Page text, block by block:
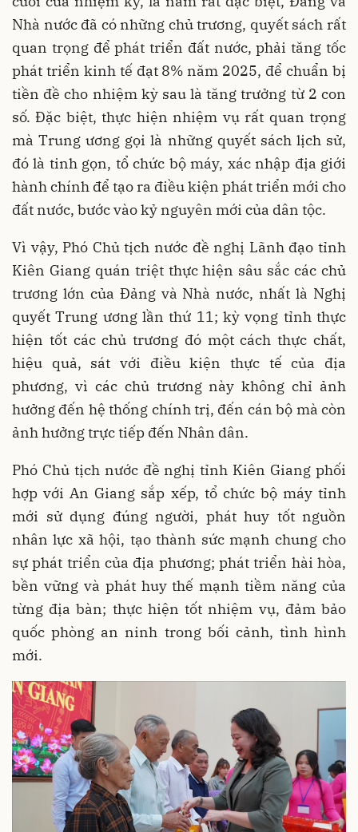
Nhà nước đã có những chủ trương, quyết sách rất
quan trọng để phát triển đất nước, phải tăng tốc
phát triển kinh tế đạt 8% năm 2025, để chuẩn bị
tiền đề cho nhiệm kỳ sau là tăng trưởng từ 2 con
số. Đặc biệt, thực hiện nhiệm vụ rất quan trọng
mà Trung ương gọi là những quyết sách lịch sử,
đó là tinh gọn, tổ chức bộ máy, xác nhập địa giới
hành chính để tạo ra điều kiện phát triển mới cho
đất nước, bước vào kỷ nguyên mới của dân tộc.
Vì vậy, Phó Chủ tịch nước đề nghị Lãnh đạo tỉnh
Kiên Giang quán triệt thực hiện sâu sắc các chủ
trương lớn của Đảng và Nhà nước, nhất là Nghị
quyết Trung ương lần thứ 11; kỳ vọng tỉnh thực
hiện tốt các chủ trương đó một cách thực chất,
hiệu quả, sát với điều kiện thực tế của địa
phương, vì các chủ trương này không chỉ ảnh
hưởng đến hệ thống chính trị, đến cán bộ mà còn
ảnh hưởng trực tiếp đến Nhân dân.
Phó Chủ tịch nước đề nghị tỉnh Kiên Giang phối
hợp với An Giang sắp xếp, tổ chức bộ máy tỉnh
mới sử dụng đúng người, phát huy tốt nguồn
nhân lực xã hội, tạo thành sức mạnh chung cho
sự phát triển của địa phương; phát triển hài hòa,
bền vững và phát huy thế mạnh tiềm năng của
từng địa bàn; thực hiện tốt nhiệm vụ, đảm bảo
quốc phòng an ninh trong bối cảnh, tình hình
mới.